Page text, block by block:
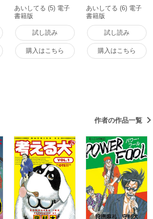
あいしてる (5) 電子
書籍版
試し読み
購入はこちら
あいしてる (6) 電子
書籍版
試し読み
購入はこちら
作者の作品一覧